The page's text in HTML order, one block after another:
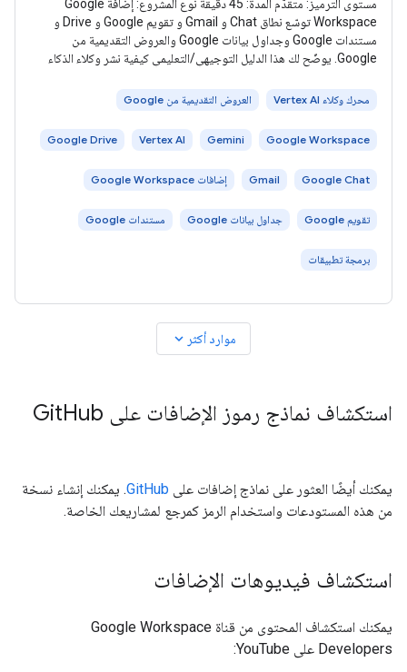
مستوى الترميز: متقدّم المدة: 45 دقيقة نوع المشروع: إضافة Google
Workspace توسّع نطاق Chat و Gmail و تقويم Google و Drive و
مستندات Google وجداول بيانات Google والعروض التقديمية من
Google. يوضّح لك هذا الدليل التوجيهي/التعليمي كيفية نشر وكلاء الذكاء
محرك وكلاء Vertex AI العروض التقديمية من Google
Google Workspace
Gemini
Vertex AI
Google Drive
Google Chat
Gmail إضافات Google Workspace
تقويم Google جداول بيانات Google مستندات Google
برمجة تطبيقات
موارد أكثر expand_more
استكشاف نماذج رموز الإضافات على Git Hub
يمكنك أيضًا العثور على نماذج إضافات على GitHub. يمكنك إنشاء نسخة
من هذه المستودعات واستخدام الرمز كمرجع لمشاريعك الخاصة.
استكشاف فيديوهات الإضافات
يمكنك استكشاف المحتوى من قناة Google Workspace
Developers على YouTube: